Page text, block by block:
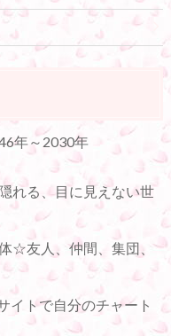
年～2030年
れる、目に見えない世
☆友人、仲間、集団、
イトで自分のチャート